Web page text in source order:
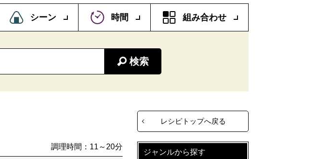
シーン 時間 組み合わせ
検索
調理時間：11～20分
レシピトップへ戻る
ジャンルから探す